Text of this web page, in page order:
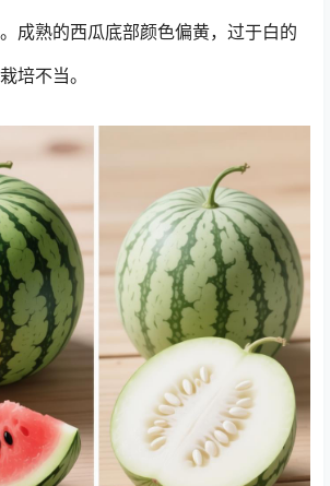
成熟的西瓜底部颜色偏黄，过于白的
培不当。